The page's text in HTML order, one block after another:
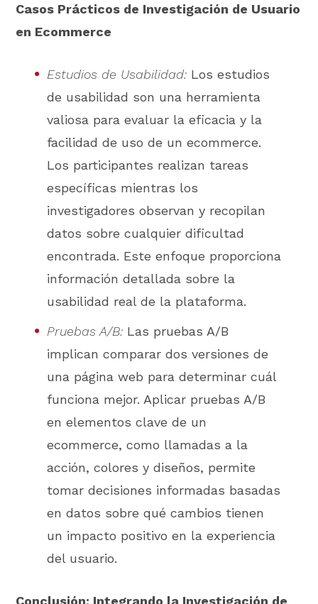
Casos Prácticos de Investigación de Usuario
en Ecommerce
Estudios de Usabilidad: Los estudios
de usabilidad son una herramienta
valiosa para evaluar la eficacia y la
facilidad de uso de un ecommerce.
Los participantes realizan tareas
específicas mientras los
investigadores observan y recopilan
datos sobre cualquier dificultad
encontrada. Este enfoque proporciona
información detallada sobre la
usabilidad real de la plataforma.
Pruebas A/B: Las pruebas A/B
implican comparar dos versiones de
una página web para determinar cuál
funciona mejor. Aplicar pruebas A/B
en elementos clave de un
ecommerce, como llamadas a la
acción, colores y diseños, permite
tomar decisiones informadas basadas
en datos sobre qué cambios tienen
un impacto positivo en la experiencia
del usuario.
Conclusión: Integrando la Investigación de